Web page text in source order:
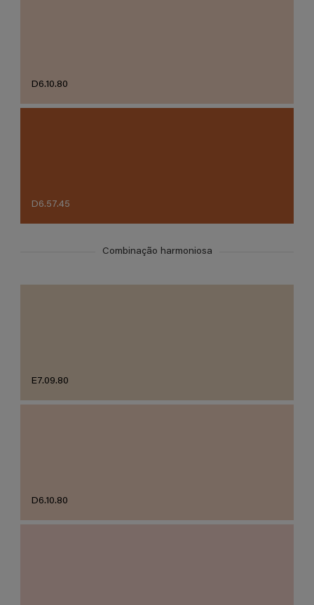
D6.10.80
D6.57.45
Combinação harmoniosa
E7.09.80
D6.10.80